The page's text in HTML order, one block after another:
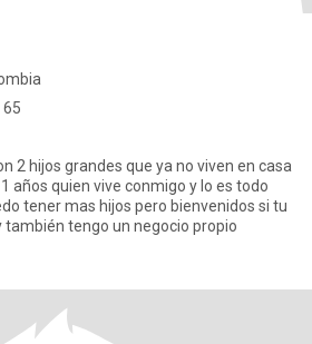
65
2 hijos grandes que ya no viven en casa
años quien vive conmigo y lo es todo
tener mas hijos pero bienvenidos si tu
también tengo un negocio propio